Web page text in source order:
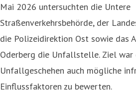
Mai 2026 untersuchten die Untere
Straßenverkehrsbehörde, der
die Polizeidirektion Ost sowie das
Oderberg die Unfallstelle. Ziel war
Unfallgeschehen auch mögliche
Einflussfaktoren zu bewerten.